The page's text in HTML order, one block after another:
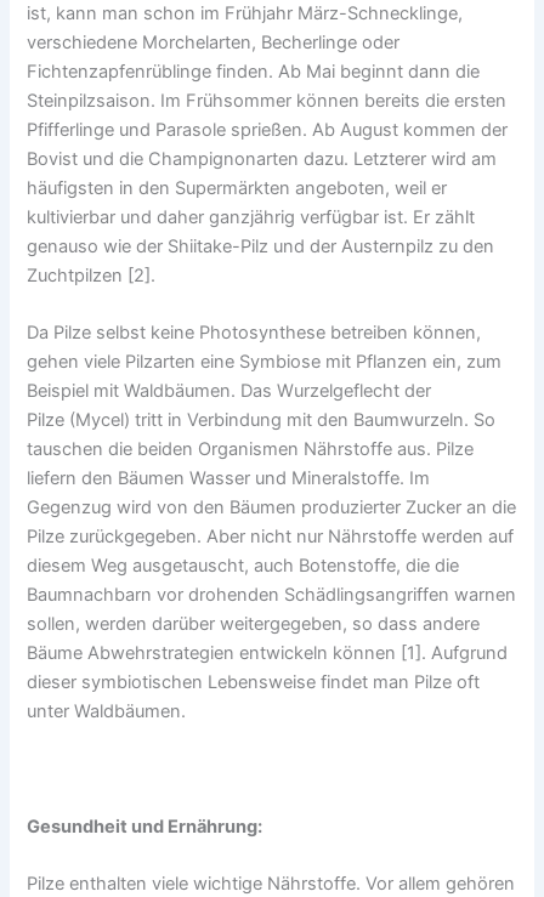
ist, kann man schon im Frühjahr März-Schnecklinge,
verschiedene Morchelarten, Becherlinge oder
Fichtenzapfenrüblinge finden. Ab Mai beginnt dann die
Steinpilzsaison. Im Frühsommer können bereits die ersten
Pfifferlinge und Parasole sprießen. Ab August kommen der
Bovist und die Champignonarten dazu. Letzterer wird am
häufigsten in den Supermärkten angeboten, weil er
kultivierbar und daher ganzjährig verfügbar ist. Er zählt
genauso wie der Shiitake-Pilz und der Austernpilz zu den
Zuchtpilzen [2].
Da Pilze selbst keine Photosynthese betreiben können,
gehen viele Pilzarten eine Symbiose mit Pflanzen ein, zum
Beispiel mit Waldbäumen. Das Wurzelgeflecht der
Pilze (Mycel) tritt in Verbindung mit den Baumwurzeln. So
tauschen die beiden Organismen Nährstoffe aus. Pilze
liefern den Bäumen Wasser und Mineralstoffe. Im
Gegenzug wird von den Bäumen produzierter Zucker an die
Pilze zurückgegeben. Aber nicht nur Nährstoffe werden auf
diesem Weg ausgetauscht, auch Botenstoffe, die die
Baumnachbarn vor drohenden Schädlingsangriffen warnen
sollen, werden darüber weitergegeben, so dass andere
Bäume Abwehrstrategien entwickeln können [1]. Aufgrund
dieser symbiotischen Lebensweise findet man Pilze oft
unter Waldbäumen.
Gesundheit und Ernährung:
Pilze enthalten viele wichtige Nährstoffe. Vor allem gehören